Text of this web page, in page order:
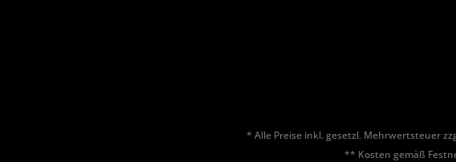
* Alle Preise inkl. gesetzl. Mehrwertsteuer
** Kosten gemäß